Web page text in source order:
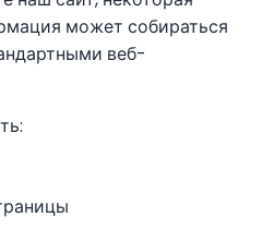
может собираться
веб-